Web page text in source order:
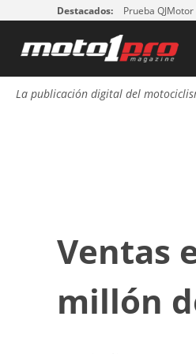
Destacados: Prueba QJMotor
La publicación digital del
Ventas
millón